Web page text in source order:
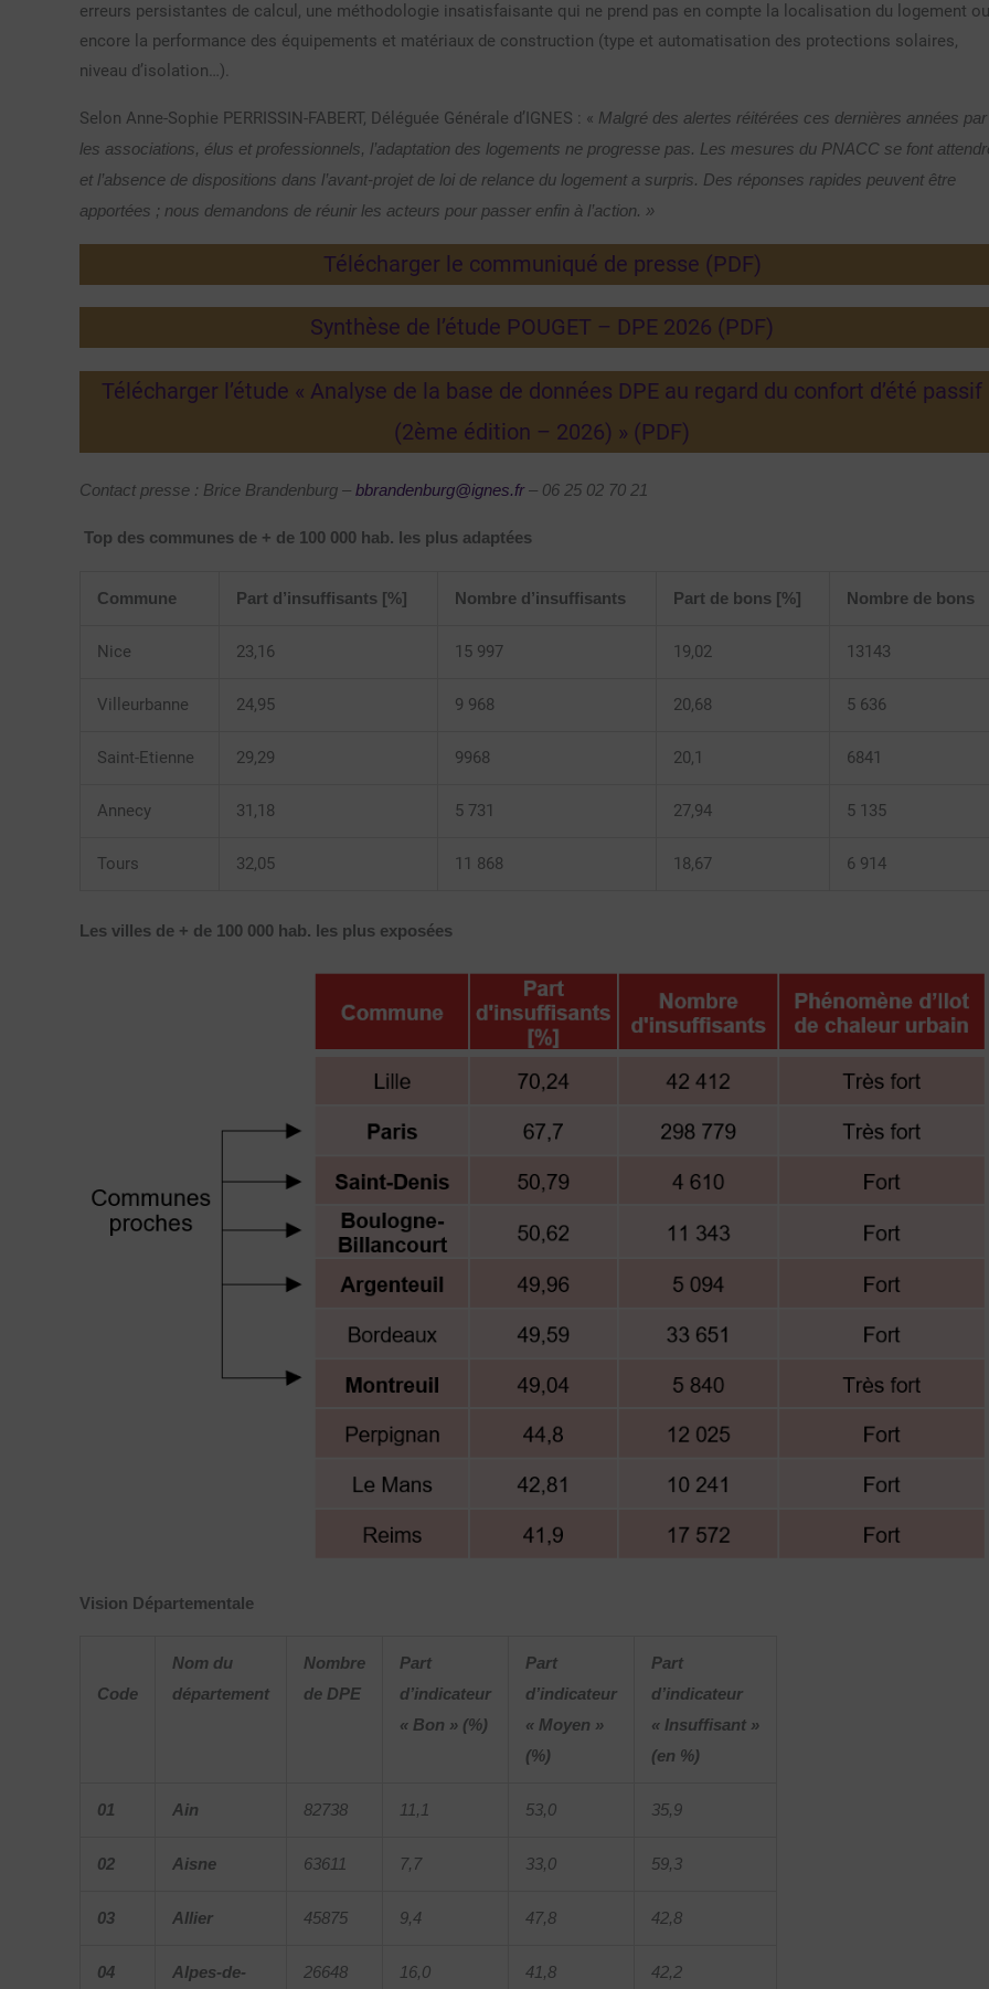
erreurs persistantes de calcul, une méthodologie insatisfaisante qui ne prend pas en compte la localisation du logement ou
encore la performance des équipements et matériaux de construction (type et automatisation des protections solaires,
niveau d’isolation…).
Selon Anne-Sophie PERRISSIN-FABERT, Déléguée Générale d’IGNES : « Malgré des alertes réitérées ces dernières années par
les associations, élus et professionnels, l’adaptation des logements ne progresse pas. Les mesures du PNACC se font
et l’absence de dispositions dans l’avant-projet de loi de relance du logement a surpris. Des réponses rapides peuvent être
apportées ; nous demandons de réunir les acteurs pour passer enfin à l’action. »
Télécharger le communiqué de presse (PDF)
Synthèse de l’étude POUGET – DPE 2026 (PDF)
Télécharger l’étude « Analyse de la base de données DPE au regard du confort d’été passif
(2ème édition – 2026) » (PDF)
Contact presse : Brice Brandenburg – bbrandenburg@ignes.fr– 06 25 02 70 21
Top des communes de + de 100 000 hab. les plus adaptées
Commune Part d’insuffisants [%] Nombre d’insuffisants Part de bons [%] Nombre de bons
Nice 23,16 15 997 19,02 13143
Villeurbanne 24,95 9 968 20,68 5 636
Saint-Etienne 29,29 9968 20,1 6841
Annecy 31,18 5 731 27,94 5 135
Tours 32,05 11 868 18,67 6 914
Les villes de + de 100 000 hab. les plus exposées
Vision Départementale
Code
Nom du
département
Nombre
de DPE
Part
d’indicateur
« Bon » (%)
Part
d’indicateur
« Moyen »
(%)
Part
d’indicateur
« Insuffisant »
(en %)
01 Ain 82738 11,1 53,0 35,9
02 Aisne 63611 7,7 33,0 59,3
03 Allier 45875 9,4 47,8 42,8
04 Alpes-de- 26648 16,0 41,8 42,2